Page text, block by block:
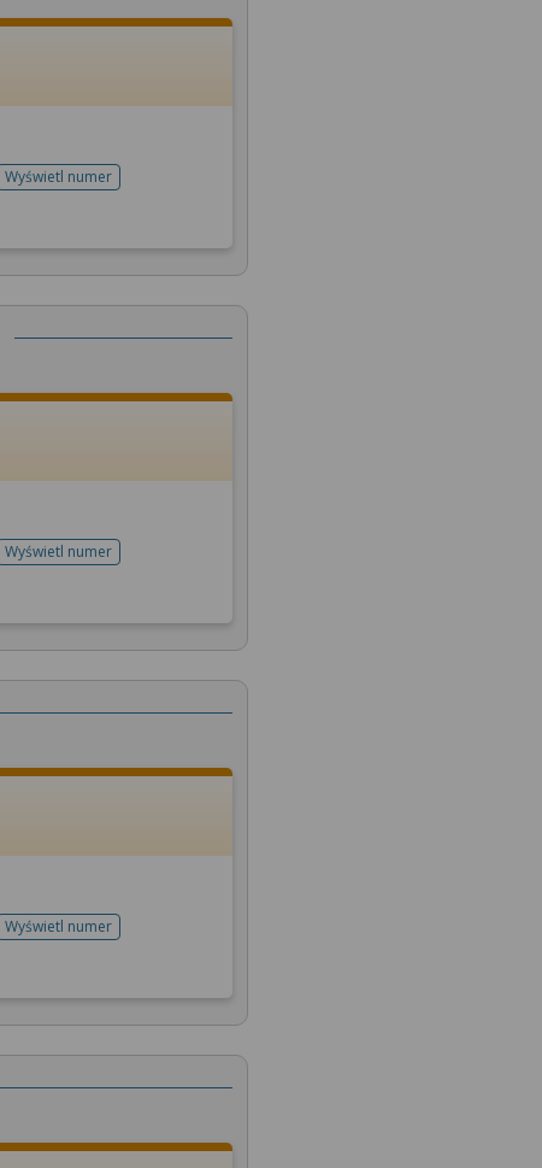
Wyświetl numertelefonu do rejestracji
Wyświetl numertelefonu do rejestracji
Wyświetl numertelefonu do rejestracji